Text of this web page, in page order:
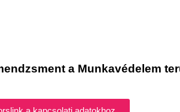
a Munkavédelem